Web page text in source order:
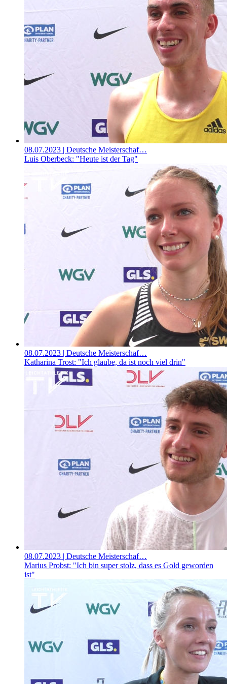
08.07.2023 | Deutsche Meisterschaf…
Luis Oberbeck: "Heute ist der Tag"
08.07.2023 | Deutsche Meisterschaf…
Katharina Trost: "Ich glaube, da ist noch viel drin"
08.07.2023 | Deutsche Meisterschaf…
Marius Probst: "Ich bin super stolz, dass es Gold geworden
ist"